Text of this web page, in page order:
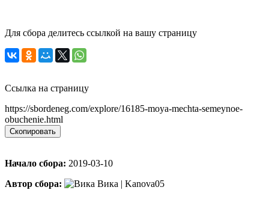
Для сбора делитесь ссылкой на вашу страницу
Ссылка на страницу
https://sbordeneg.com/explore/16185-moya-mechta-semeynoe-
obuchenie.html
Скопировать
Начало сбора: 2019-03-10
Автор сбора:
Вика | Kanova05